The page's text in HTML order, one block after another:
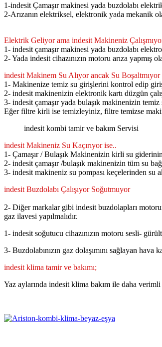
1-indesit Çamaşır makinesi yada buzdolabı
2-Arızanın elektriksel, elektronik yada mekanik
Elektrik Geliyor ama indesit Makineniz
1- indesit çamaşır makinesi yada buzdolabı
2- Yada indesit cihazınızın motoru arıza
indesit Makinem Su Alıyor ancak Su Boşaltmıyor
1- Makinenize temiz su girişlerini kontrol edip
2- indesit makinenizin elektronik kartı düzgün
3- indesit çamaşır yada bulaşık makinenizin
Eğer filtre kirli ise temizleyiniz, filtre temizse
indesit kombi tamir ve bakım Servisi
indesit Makineniz Su Kaçırıyor ise..
1- Çamaşır / Bulaşık Makinenizin kirli su
2- indesit çamaşır /bulaşık makinenizin tüm su
3- indesit makineniz su pompası keçelerinden su
indesit Buzdolabı Çalışıyor Soğutmuyor
2- Diğer markalar gibi indesit buzdolapları
gaz ilavesi yapılmalıdır.
1- indesit soğutucu cihazınızın motoru sesli-
3- Buzdolabınızın gaz dolaşımını sağlayan hava
indesit klima tamir ve bakımı;
Yaz aylarında indesit klima bakım ile daha